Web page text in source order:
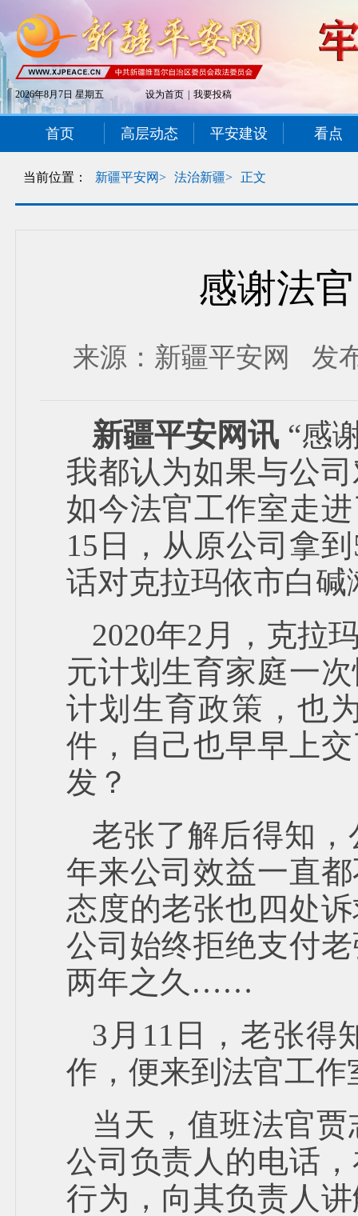
2026年8月7日 星期五 设为首页 我要投稿
首页 高层动态 平安建设 看点
当前位置： 新疆平安网> 法治新疆> 正文
感谢法
来源：新疆平安网 发
新疆平安网讯 “感
我都认为如果与公
如今法官工作室走
15日，从原公司拿
话对克拉玛依市白
2020年2月，克拉
元计划生育家庭一
计划生育政策，也
件，自己也早早上
发？
老张了解后得知
年来公司效益一直
态度的老张也四处
公司始终拒绝支付
两年之久……
3月11日，老张得
作，便来到法官工
当天，值班法官
公司负责人的电话
行为，向其负责人